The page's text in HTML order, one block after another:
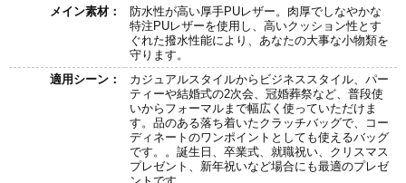
メイン素材：
防水性が高い厚手PUレザー。肉厚でしなやかな
特注PUレザーを使用し、高いクッション性とす
ぐれた撥水性能により、あなたの大事な小物類を
守ります。
適用シーン：
カジュアルスタイルからビジネススタイル、パー
ティーや結婚式の2次会、冠婚葬祭など、普段使
いからフォーマルまで幅広く使っていただけま
す。品のある落ち着いたクラッチバッグで、コー
ディネートのワンポイントとしても使えるバッグ
です。。誕生日、卒業式、就職祝い、クリスマス
プレゼント、新年祝いなど場合にも最適のプレゼ